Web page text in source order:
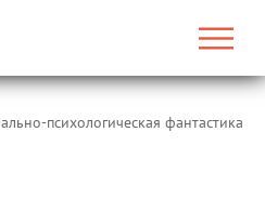
психологическая фантастика